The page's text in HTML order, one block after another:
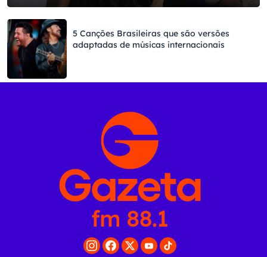
5 Canções Brasileiras que são versões
adaptadas de músicas internacionais